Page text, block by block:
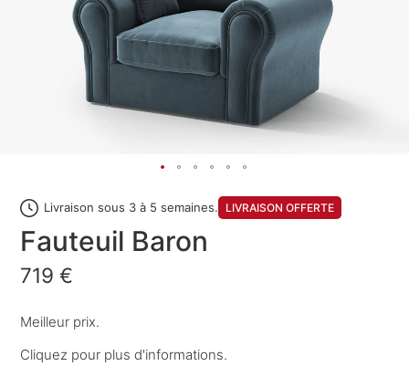
Livraison sous 3 à 5 semaines. LIVRAISON OFFERTE
Fauteuil Baron
719 €
Meilleur prix.
Cliquez pour plus d'informations.